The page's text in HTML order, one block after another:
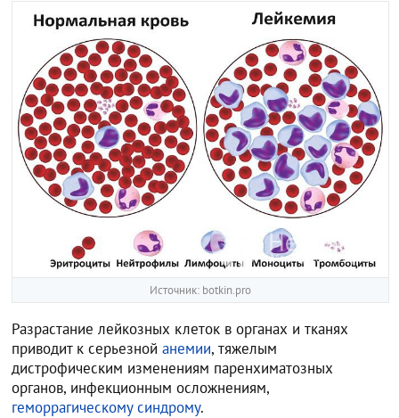
Источник: botkin.pro
Разрастание лейкозных клеток в органах и тканях
приводит к серьезнойанемии, тяжелым
дистрофическим изменениям паренхиматозных
органов, инфекционным осложнениям,
геморрагическому синдрому.